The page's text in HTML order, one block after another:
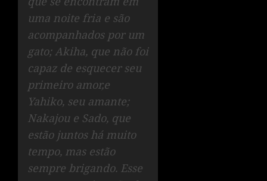
uma noite fria e são
acompanhados por um
gato; Akiha, que não foi
capaz de esquecer seu
primeiro amor,e
Yahiko, seu amante;
Nakajou e Sado, que
estão juntos há muito
tempo, mas estão
sempre brigando. Esse